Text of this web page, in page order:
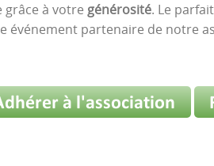
grâce à votre générosité. Le
événement partenaire de notre